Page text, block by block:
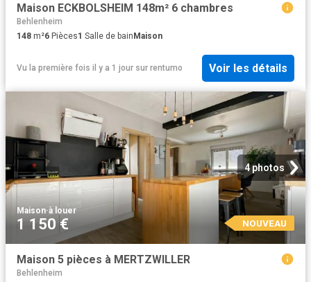
Maison ECKBOLSHEIM 148m² 6 chambres
Behlenheim
148 m²6 Pièces1 Salle de bainMaison
Vu la première fois il y a 1 jour sur rentumo Voir les détails
4 photos
Maison·à louer
1 150 € NOUVEAU
Maison 5 pièces à MERTZWILLER
Behlenheim